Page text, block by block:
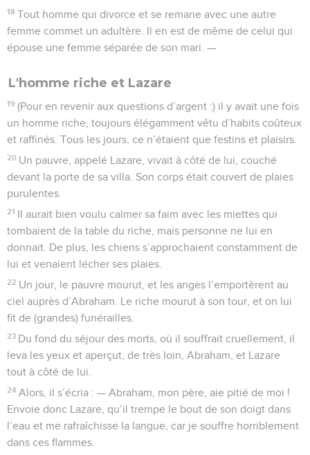
18 Tout homme qui divorce et se remarie avec une autre
femme commet un adultère. Il en est de même de celui qui
épouse une femme séparée de son mari. —
L'homme riche et Lazare
19 (Pour en revenir aux questions d’argent :) il y avait une fois
un homme riche, toujours élégamment vêtu d’habits coûteux
et raffinés. Tous les jours, ce n’étaient que festins et plaisirs.
20 Un pauvre, appelé Lazare, vivait à côté de lui, couché
devant la porte de sa villa. Son corps était couvert de plaies
purulentes.
21 Il aurait bien voulu calmer sa faim avec les miettes qui
tombaient de la table du riche, mais personne ne lui en
donnait. De plus, les chiens s’approchaient constamment de
lui et venaient lécher ses plaies.
22 Un jour, le pauvre mourut, et les anges l’emportèrent au
ciel auprès d’Abraham. Le riche mourut à son tour, et on lui
fit de (grandes) funérailles.
23 Du fond du séjour des morts, où il souffrait cruellement, il
leva les yeux et aperçut, de très loin, Abraham, et Lazare
tout à côté de lui.
24 Alors, il s’écria : — Abraham, mon père, aie pitié de moi !
Envoie donc Lazare, qu’il trempe le bout de son doigt dans
l’eau et me rafraîchisse la langue, car je souffre horriblement
dans ces flammes.